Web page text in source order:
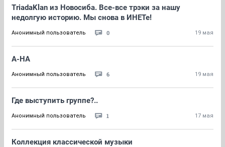
TriadaKlan из Новосиба. Все-все трэки за нашу
недолгую историю. Мы снова в ИНЕТе!
Анонимный пользователь 0 19 мая
A-HA
Анонимный пользователь 6 19 мая
Где выступить группе?..
Анонимный пользователь 1 17 мая
Коллекция классической музыки